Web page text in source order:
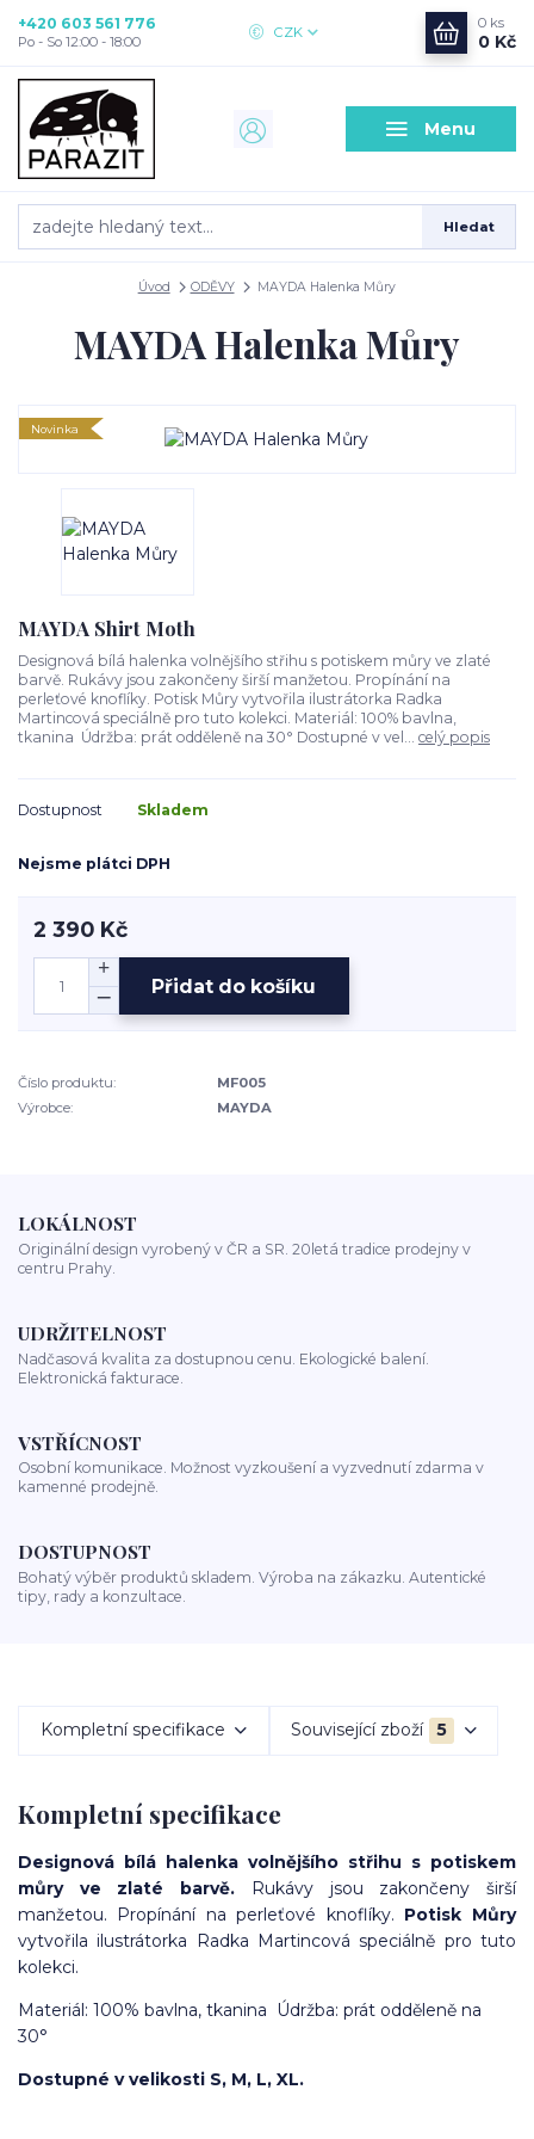
Menu
CZK
Hledat
+420 603 561 776
Po - So 12:00 - 18:00
0 ks
0 Kč
Úvod ODĚVY MAYDA Halenka Můry
MAYDA Halenka Můry
Novinka
MAYDA Shirt Moth
Designová bílá halenka volnějšího střihu s potiskem můry ve zlaté
barvě. Rukávy jsou zakončeny širší manžetou. Propínání na
perleťové knoflíky. Potisk Můry vytvořila ilustrátorka Radka
Martincová speciálně pro tuto kolekci. Materiál: 100% bavlna,
tkanina Údržba: prát odděleně na 30° Dostupné v vel... celý popis
Dostupnost Skladem
Nejsme plátci DPH
2 390 Kč
Přidat do košíku
Číslo produktu:
MF005
Výrobce:
MAYDA
LOKÁLNOST
Originální design vyrobený v ČR a SR. 20letá tradice prodejny v
centru Prahy.
UDRŽITELNOST
Nadčasová kvalita za dostupnou cenu. Ekologické balení.
Elektronická fakturace.
VSTŘÍCNOST
Osobní komunikace. Možnost vyzkoušení a vyzvednutí zdarma v
kamenné prodejně.
DOSTUPNOST
Bohatý výběr produktů skladem. Výroba na zákazku. Autentické
tipy, rady a konzultace.
Kompletní specifikace Související zboží 5
Kompletní specifikace
Designová bílá halenka volnějšího střihu s potiskem
můry ve zlaté barvě.
Rukávy jsou zakončeny širší
manžetou. Propínání na perleťové knoflíky. Potisk Můry
vytvořila ilustrátorka Radka Martincová speciálně pro tuto
kolekci.
Materiál: 100% bavlna, tkanina Údržba: prát odděleně na
30°
Dostupné v velikosti S, M, L, XL.